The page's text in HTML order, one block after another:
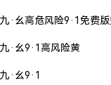
九·幺高危风险9·1免费
九·幺9·1高风险黄
九·幺9·1